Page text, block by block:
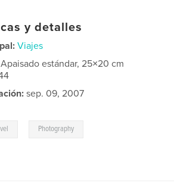
y detalles
Viajes
Apaisado estándar, 25×20 cm
sep. 09, 2007
Photography